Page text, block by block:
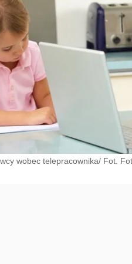
wobec telepracownika/ Fot.